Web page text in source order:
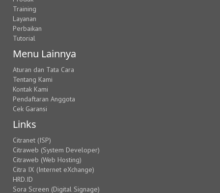
Training
Layanan
Perbaikan
Tutorial
Menu Lainnya
Aturan dan Tata Cara
Tentang Kami
Kontak Kami
Pendaftaran Anggota
Cek Garansi
Links
Citranet (ISP)
Citraweb (System Developer)
Citraweb (Web Hosting)
Citra IX (Internet eXchange)
HRD.ID
Sora Screen (Digital Signage)